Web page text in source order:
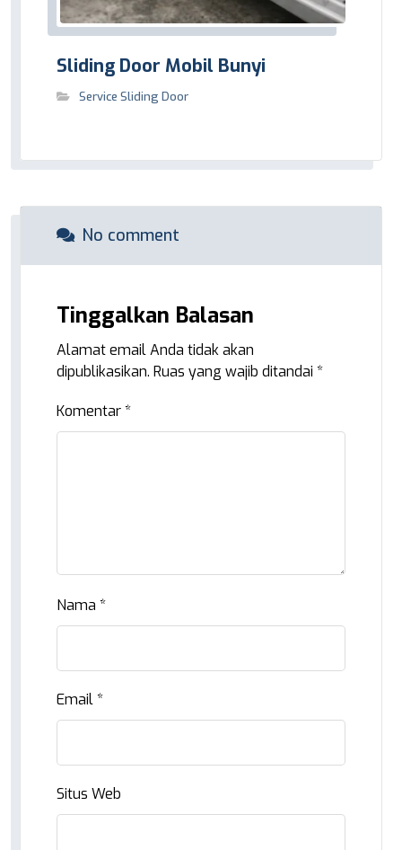
Sliding Door Mobil Bunyi
Service Sliding Door
No comment
Tinggalkan Balasan
Alamat email Anda tidak akan
dipublikasikan. Ruas yang wajib ditandai*
Komentar*
Nama*
Email*
Situs Web